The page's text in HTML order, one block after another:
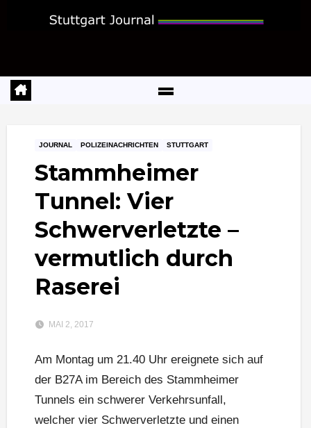
JOURNAL POLIZEINACHRICHTEN STUTTGART
Stammheimer
Tunnel: Vier
Schwerverletzte –
vermutlich durch
Raserei
MAI 2, 2017
Am Montag um 21.40 Uhr ereignete sich auf
der B27A im Bereich des Stammheimer
Tunnels ein schwerer Verkehrsunfall,
welcher vier Schwerverletzte und einen